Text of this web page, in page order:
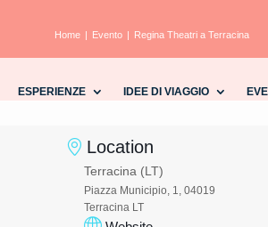
ESPERIENZE IDEE DI VIAGGIO
Home Evento Regina Theatri a Terracina
Location
Terracina (LT)
Piazza Municipio, 1, 04019
Terracina LT